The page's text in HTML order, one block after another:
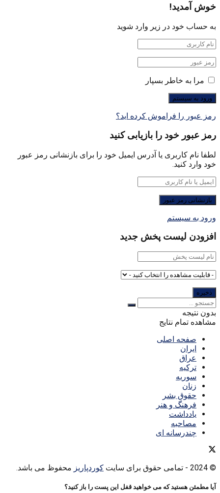
خوش آمدید!
به حساب خود در زیر وارد شوید
مرا به خاطر بسپار
رمز عبور را فراموش کرده اید؟
رمز عبور خود را بازیابی کنید
لطفا نام کاربری یا آدرس ایمیل خود را برای بازنشانی رمز عبور
خود وارد کنید.
ورود به سیستم
افزودن لیست پخش جدید
بدون نتیجه
مشاهده تمام نتایج
صفحه اصلی
ایران
عراق
ترکیه
سوریه
زنان
حقوق بشر
فرهنگ و هنر
یادداشت
مصاحبه
چندرسانه ای
© 2024 - تمامی حقوق برای سایت کوردپاریز محفوظ می باشد.
آیا مطمئن هستید که می خواهید قفل این پست را باز کنید؟